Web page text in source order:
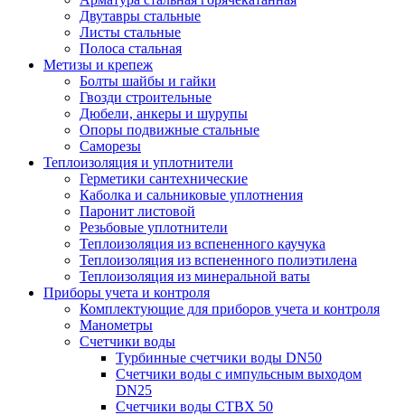
Двутавры стальные
Листы стальные
Полоса стальная
Метизы и крепеж
Болты шайбы и гайки
Гвозди строительные
Дюбели, анкеры и шурупы
Опоры подвижные стальные
Саморезы
Теплоизоляция и уплотнители
Герметики сантехнические
Каболка и сальниковые уплотнения
Паронит листовой
Резьбовые уплотнители
Теплоизоляция из вспененного каучука
Теплоизоляция из вспененного полиэтилена
Теплоизоляция из минеральной ваты
Приборы учета и контроля
Комплектующие для приборов учета и контроля
Манометры
Счетчики воды
Турбинные счетчики воды DN50
Счетчики воды с импульсным выходом
DN25
Счетчики воды СТВХ 50